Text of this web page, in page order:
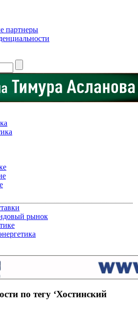
партнеры
рынок
по тегу ‘Хостинский